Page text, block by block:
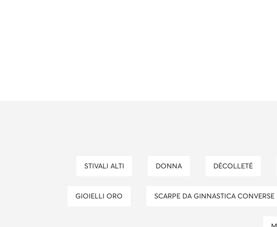
STIVALI ALTI DONNA DÉCOLLETÉ
GIOIELLI ORO SCARPE DA GINNASTICA CONVERSE